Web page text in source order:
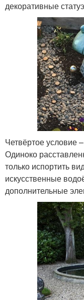
декоративные
Четвёртое условие
Одиноко
только испортить
искусственные
дополнительные